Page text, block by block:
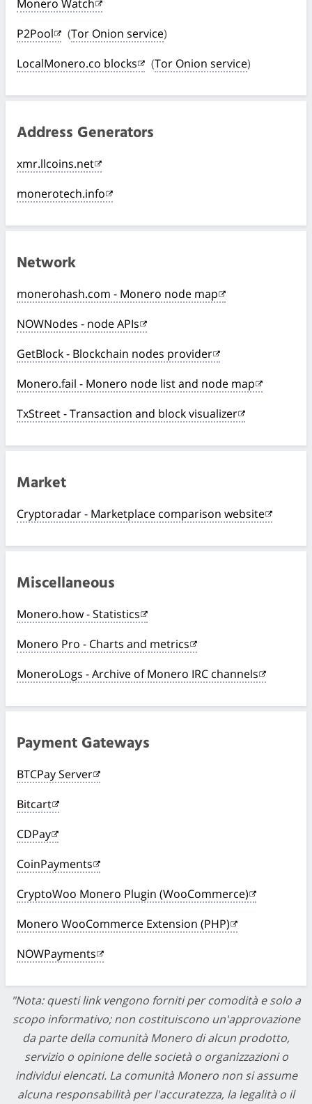
Monero Watch
P2Pool
(Tor Onion service)
LocalMonero.co blocks
(Tor Onion service)
Address Generators
xmr.llcoins.net
monerotech.info
Network
monerohash.com - Monero node map
NOWNodes - node APIs
GetBlock - Blockchain nodes provider
Monero.fail - Monero node list and node map
TxStreet - Transaction and block visualizer
Market
Cryptoradar - Marketplace comparison website
Miscellaneous
Monero.how - Statistics
Monero Pro - Charts and metrics
MoneroLogs - Archive of Monero IRC channels
Payment Gateways
BTCPay Server
Bitcart
CDPay
CoinPayments
CryptoWoo Monero Plugin (WooCommerce)
Monero WooCommerce Extension (PHP)
NOWPayments
"Nota: questi link vengono forniti per comodità e solo a
scopo informativo; non costituiscono un'approvazione
da parte della comunità Monero di alcun prodotto,
servizio o opinione delle società o organizzazioni o
individui elencati. La comunità Monero non si assume
alcuna responsabilità per l'accuratezza, la legalità o il